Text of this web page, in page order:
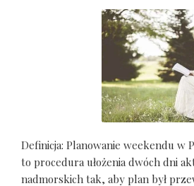
Definicja: Planowanie weekendu w
to procedura ułożenia dwóch dni
nadmorskich tak, aby plan był